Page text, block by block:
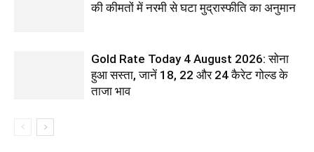
की कीमतों में नरमी से घटा मुद्रास्फीति का अनुमान
Gold Rate Today 4 August 2026: सोना
हुआ सस्ता, जानें 18, 22 और 24 कैरेट गोल्ड के
ताजा भाव